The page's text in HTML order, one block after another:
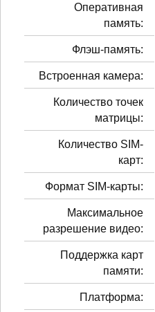
Оперативная
память:
Флэш-память:
Встроенная камера:
Количество точек
матрицы:
Количество SIM-
карт:
Формат SIM-карты:
Максимальное
разрешение видео:
Поддержка карт
памяти:
Платформа: